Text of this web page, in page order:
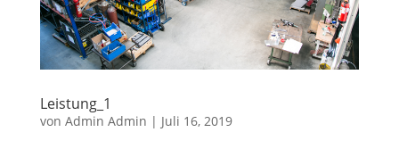
Leistung_1
von Admin Admin | Juli 16, 2019